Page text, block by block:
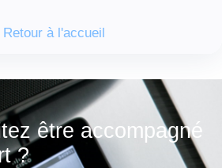
à l'accueil
être accompagné
?